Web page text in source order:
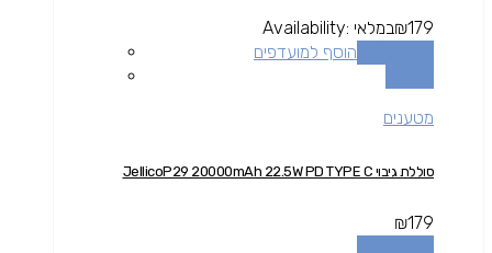
₪179
Availability: במלאי
הוסף למועדפים
מטענים
סוללת גיבוי JellicoP29 20000mAh 22.5W PD TYPE C
₪179